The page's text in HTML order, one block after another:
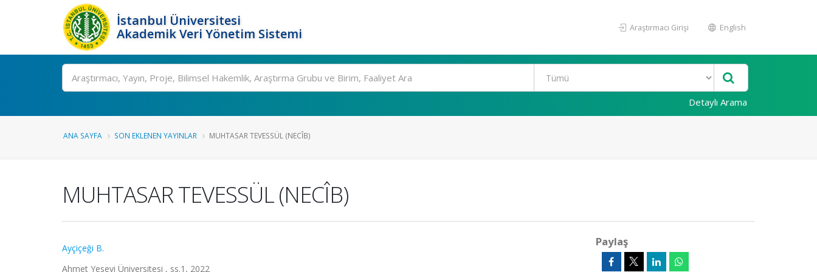
İstanbul Üniversitesi
Akademik Veri Yönetim Sistemi
Araştırmacı Girişi English
Ara
Detaylı Arama
ANA SAYFA SON EKLENEN YAYINLAR MUHTASAR TEVESSÜL (NECÎB)
MUHTASAR TEVESSÜL (NECÎB)
Ayçiçeği B.
Ahmet Yesevi Üniversitesi , ss.1, 2022
Paylaş